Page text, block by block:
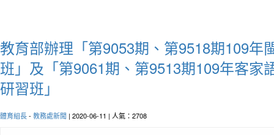
教育部辦理「第9053期、第9518期109年
班」及「第9061期、第9513期109年客家
研習班」
體育組長- 教務處新聞 | 2020-06-11 | 人氣：2708